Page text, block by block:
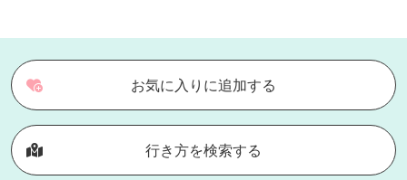
お気に入りに追加する
行き方を検索する